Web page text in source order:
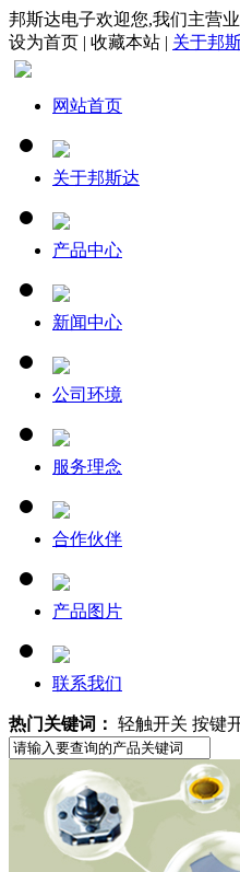
邦斯达电子欢迎您,我们主营
设为首页 | 收藏本站 | 关于邦
网站首页
关于邦斯达
产品中心
新闻中心
公司环境
服务理念
合作伙伴
产品图片
联系我们
热门关键词： 轻触开关 按键